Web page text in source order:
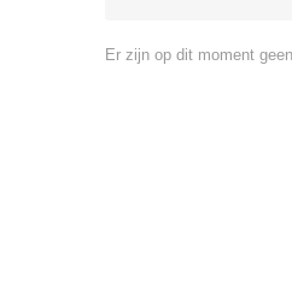
Er zijn op dit moment